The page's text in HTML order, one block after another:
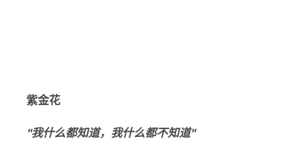
紫金花
"我什么都知道，我什么都不知道"